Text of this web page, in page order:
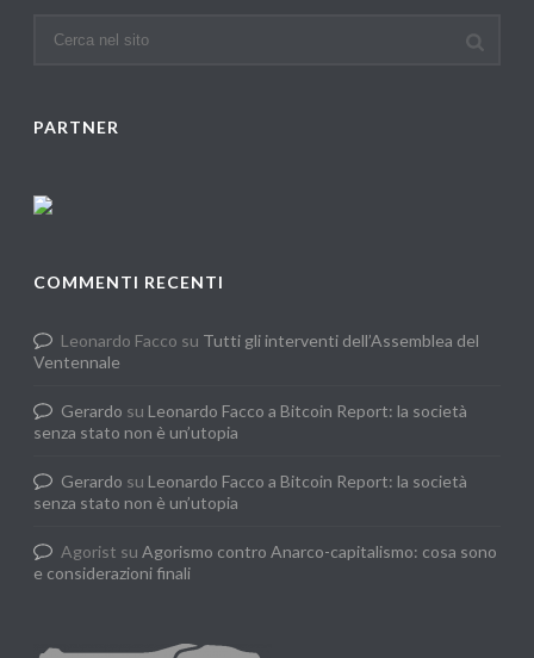
PARTNER
COMMENTI RECENTI
Leonardo Facco su Tutti gli interventi dell’Assemblea del
Ventennale
Gerardo su Leonardo Facco a Bitcoin Report: la società
senza stato non è un’utopia
Gerardo su Leonardo Facco a Bitcoin Report: la società
senza stato non è un’utopia
Agorist suAgorismo contro Anarco-capitalismo: cosa sono
e considerazioni finali